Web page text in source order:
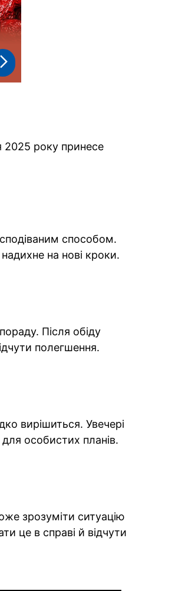
року принесе
способом.
на нові кроки.
Після обіду
полегшення.
вирішиться. Увечері
особистих планів.
зрозуміти ситуацію
це в справі й відчути